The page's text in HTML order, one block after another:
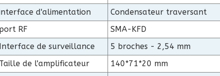
d'alimentation
Condensateur traversant
port RF
SMA-KFD
Interface de surveillance
5 broches - 2,54 mm
Taille de l'amplificateur
140*71*20 mm